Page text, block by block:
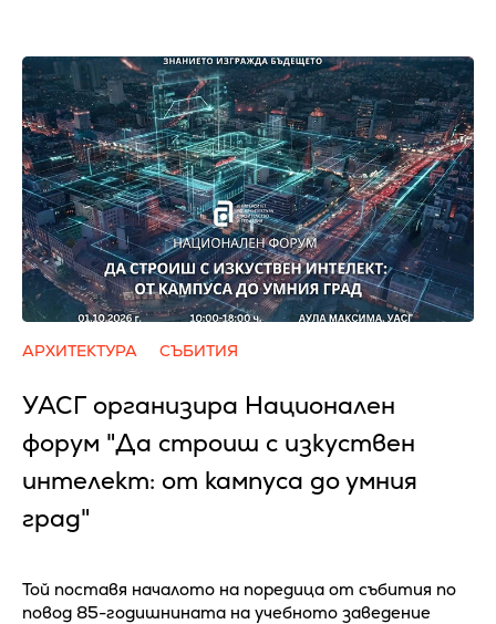
АРХИТЕКТУРА СЪБИТИЯ
УАСГ организира Национален
форум "Да строиш с изкуствен
интелект: от кампуса до умния
град"
Той поставя началото на поредица от събития по
повод 85-годишнината на учебното заведение